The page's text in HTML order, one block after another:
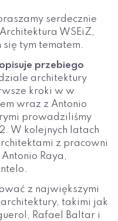
serdecznie
WSEiZ,
się tym tematem.
przebiego
architektury
kroki w w
wraz z Antonio
prowadziliśmy
W kolejnych latach
z pracowni
Raya,
z największymi
takimi jak
Rafael Baltar i